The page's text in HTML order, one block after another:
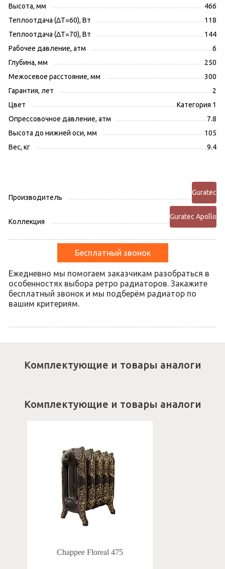
Высота, мм
466
Теплоотдача (ΔT=60), Вт
118
Теплоотдача (ΔT=70), Вт
144
Рабочее давление, атм
6
Глубина, мм
250
Межосевое расстояние, мм
300
Гарантия, лет
2
Цвет
Категория 1
Опрессовочное давление, атм
7.8
Высота до нижней оси, мм
105
Вес, кг
9.4
Производитель
Guratec
Коллекция
Guratec Apollo
Бесплатный звонок
Ежедневно мы помогаем заказчикам разобраться в
особенностях выбора ретро радиаторов. Закажите
бесплатный звонок и мы подберём радиатор по
вашим критериям.
Комплектующие и товары аналоги
Комплектующие и товары аналоги
Chappee Floreal 475